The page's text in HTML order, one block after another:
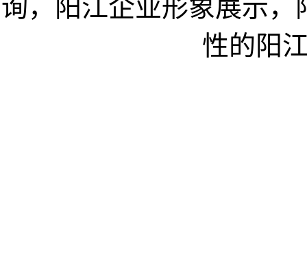
询，阳江企业形象展示
性的阳